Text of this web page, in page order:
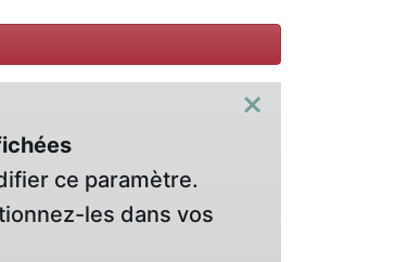
×
ce paramètre.
les dans vos